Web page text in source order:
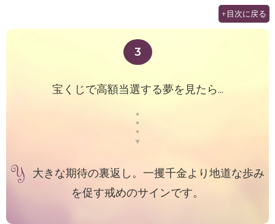
↑目次に戻る
3
宝くじで高額当選する夢を見たら...
大きな期待の裏返し。一攫千金より地道な歩み
を促す戒めのサインです。